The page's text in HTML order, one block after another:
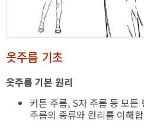
옷주름 기초
옷주름 기본 원리
커튼 주름, S자 주름 등 모든
주름의 종류와 원리를 이해